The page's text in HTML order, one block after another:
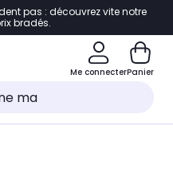
de page
pas : découvrez vite notre
bradés.
Me connecterPanier